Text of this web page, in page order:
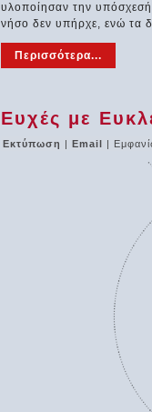
υλοποίησαν την
νήσο δεν υπήρχε, ενώ τα
Περισσότερα...
Ευχές με
Εκτύπωση | Email |